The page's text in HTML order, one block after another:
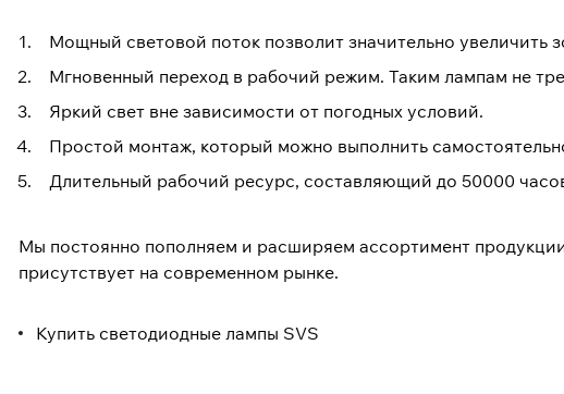
Мощный световой поток позволит значительно увеличить
Мгновенный переход в рабочий режим. Таким лампам не
Яркий свет вне зависимости от погодных условий.
Простой монтаж, который можно выполнить
Длительный рабочий ресурс, составляющий до 50000
Мы постоянно пополняем и расширяем ассортимент
присутствует на современном рынке.
Купить светодиодные лампы SVS